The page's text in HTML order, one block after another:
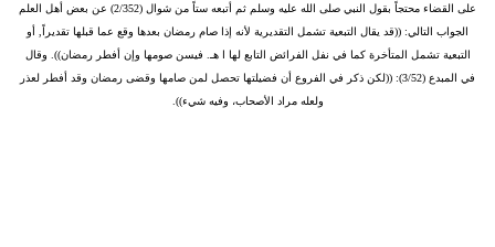
على القضاء محتجاً بقول النبي صلى الله عليه وسلم ثم أتبعه ستاً من شوال (2/352) عن بعض أهل العلم
الجواب التالي: ((قد يقال التبعية تشمل التقديرية لأنه إذا صام رمضان بعدها وقع عما قبلها تقديراً, أو
التبعية تشمل المتأخرة كما في نفل الفرائض التابع لها ا هـ. فيسن صومها وإن أفطر رمضان)). وقال
في المبدع (3/52): ((لكن ذكر في الفروع أن فضيلتها تحصل لمن صامها وقضى رمضان وقد أفطر لعذر
ولعله مراد الأصحاب، وفيه شيء)).